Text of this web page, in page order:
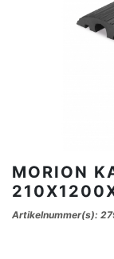
MORION
Artikelnummer(s):